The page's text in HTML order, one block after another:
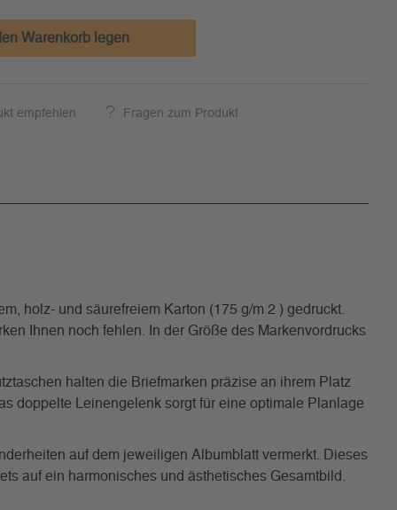
Warenkorb legen
empfehlen Fragen zum Produkt
holz- und säurefreiem Karton (175 g/m 2 ) gedruckt.
Ihnen noch fehlen. In der Größe des Markenvordrucks
halten die Briefmarken präzise an ihrem Platz
doppelte Leinengelenk sorgt für eine optimale Planlage
auf dem jeweiligen Albumblatt vermerkt. Dieses
auf ein harmonisches und ästhetisches Gesamtbild.